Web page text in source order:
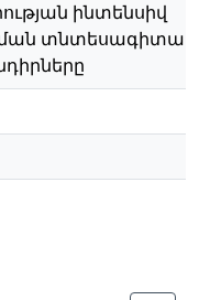
ինտենսիվ